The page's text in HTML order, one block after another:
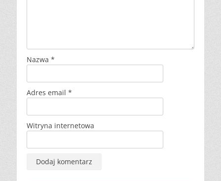
Nazwa *
Adres email *
Witryna internetowa